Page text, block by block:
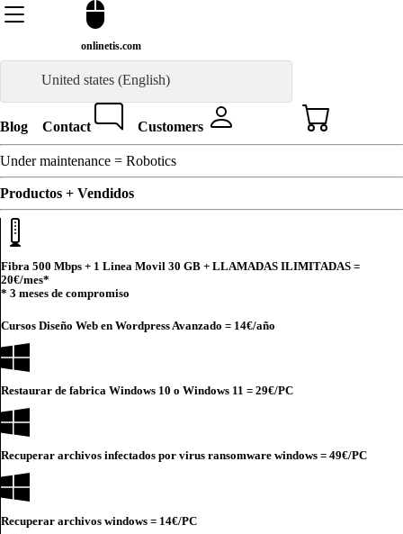
onlinetis.com
United states (English)
Blog Contact Customers
Under maintenance = Robotics
Productos + Vendidos
Fibra 500 Mbps + 1 Linea Movil 30 GB + LLAMADAS ILIMITADAS =
20€/mes*
* 3 meses de compromiso
Cursos Diseño Web en Wordpress Avanzado = 14€/año
Restaurar de fabrica Windows 10 o Windows 11 = 29€/PC
Recuperar archivos infectados por virus ransomware windows = 49€/PC
Recuperar archivos windows = 14€/PC